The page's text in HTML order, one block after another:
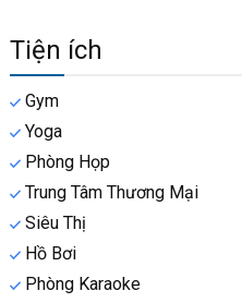
Tiện ích
Gym
Yoga
Phòng Họp
Trung Tâm Thương Mại
Siêu Thị
Hồ Bơi
Phòng Karaoke